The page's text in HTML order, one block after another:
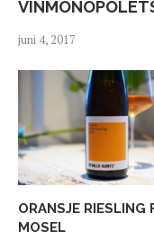
juni 4, 2017
ORANSJE RIESLING
MOSEL